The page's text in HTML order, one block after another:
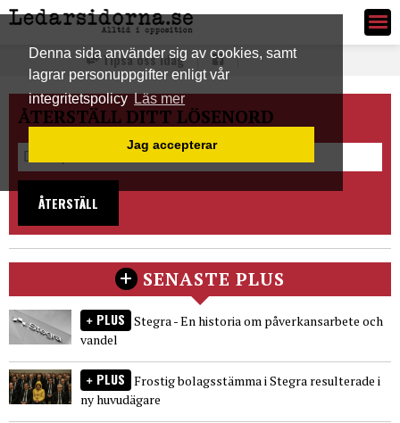
Denna sida använder sig av cookies, samt
lagrar personuppgifter enligt vår
integritetspolicyLäs mer
Jag accepterar
Ledarsidorna.se
Tipsa oss idag
ÅTERSTÄLL DITT LÖSENORD
ÅTERSTÄLL
SENASTE PLUS
PLUS Stegra - En historia om påverkansarbete och
vandel
PLUS Frostig bolagsstämma i Stegra resulterade i
ny huvudägare